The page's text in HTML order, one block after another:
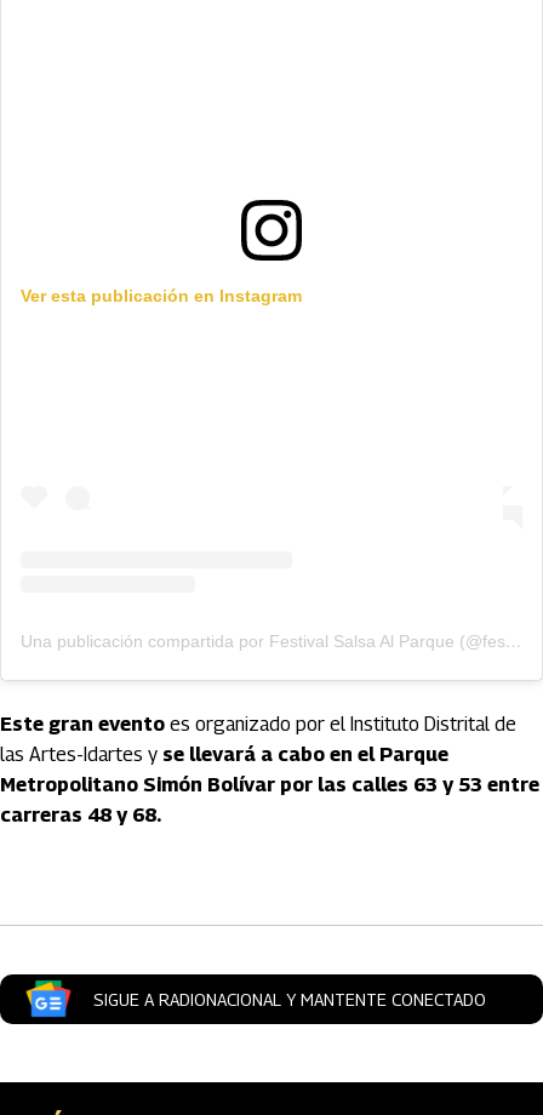
Ver esta publicación en Instagram
Una publicación compartida por Festival Salsa Al Parque (@festivalsalsaalparque)
Este gran evento es organizado por el Instituto Distrital de
las Artes-Idartes y se llevará a cabo en el Parque
Metropolitano Simón Bolívar por las calles 63 y 53 entre
carreras 48 y 68.
SIGUE A RADIONACIONAL Y MANTENTE CONECTADO